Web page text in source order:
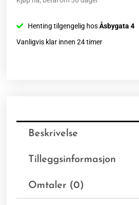
Henting tilgengelig hosÅsbygata 4
Vanligvis klar innen 24 timer
Beskrivelse
Tilleggsinformasjon
Omtaler (0)